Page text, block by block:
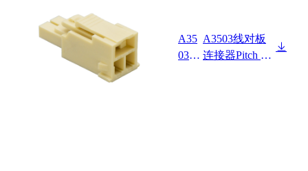
A35
03H
A3503线对板
连接器Pitch 3.